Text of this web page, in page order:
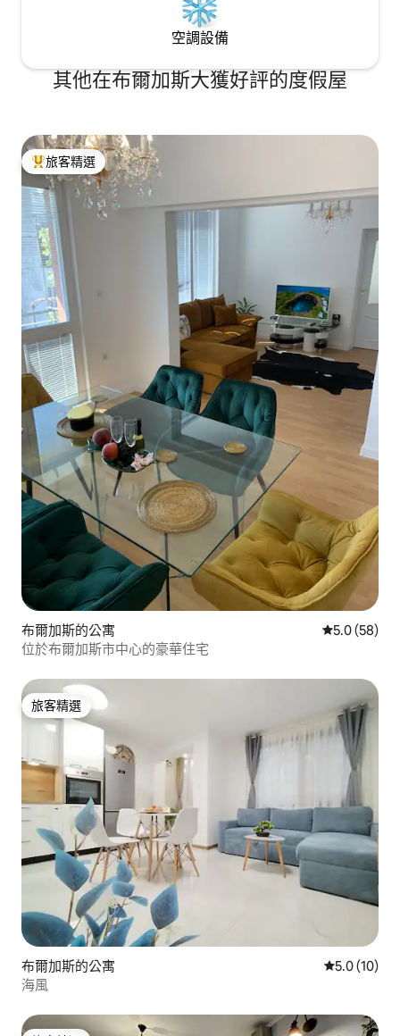
空調設備
其他在布爾加斯大獲好評的度假屋
旅客精選榜首
旅客精選
布爾加斯的公寓 從 58 則評
5.0 (58)
位於布爾加斯市中心的豪華住宅
旅客精選
旅客精選
布爾加斯的公寓 從 10 則評
5.0 (10)
海風